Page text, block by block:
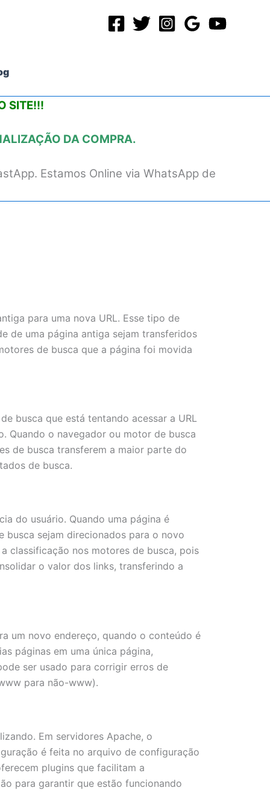
SITE!!!
DA COMPRA.
Estamos Online via WhatsApp de
para uma nova URL. Esse tipo de
de uma página antiga sejam transferidos
de busca que a página foi movida
busca que está tentando acessar a URL
Quando o navegador ou motor de busca
de busca transferem a maior parte do
de busca.
do usuário. Quando uma página é
busca sejam direcionados para o novo
classificação nos motores de busca, pois
o valor dos links, transferindo a
um novo endereço, quando o conteúdo é
páginas em uma única página,
ser usado para corrigir erros de
para não-www).
Em servidores Apache, o
é feita no arquivo de configuração
plugins que facilitam a
para garantir que estão funcionando